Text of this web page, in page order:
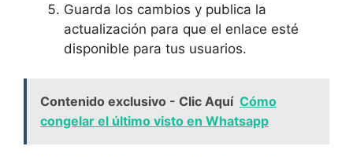
Guarda los cambios y publica la
actualización para que el enlace esté
disponible para tus usuarios.
Contenido exclusivo - Clic Aquí Cómo
congelar el último visto en Whatsapp